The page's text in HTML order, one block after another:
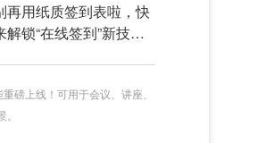
再用纸质签到表啦，快
解锁“在线签到”新技
重磅上线！可用于会议、讲座、